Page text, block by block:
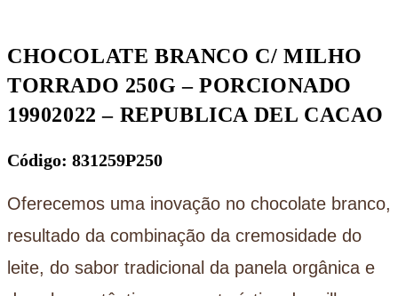
CHOCOLATE BRANCO C/ MILHO
TORRADO 250G – PORCIONADO
19902022 – REPUBLICA DEL CACAO
Código: 831259P250
Oferecemos uma inovação no chocolate branco,
resultado da combinação da cremosidade do
leite, do sabor tradicional da panela orgânica e